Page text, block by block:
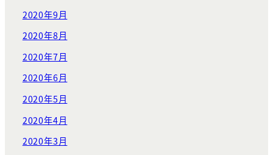
2020年9月
2020年8月
2020年7月
2020年6月
2020年5月
2020年4月
2020年3月